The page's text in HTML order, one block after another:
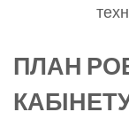
ПЛАН